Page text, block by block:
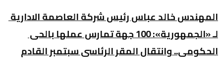
المهندس خالد عباس رئيس شركة العاصمة الادارية
لـ «الجمهورية»: 100 جهة تمارس عملها بالحى
الحكومى.. وانتقال المقر الرئاسى سبتمبر القادم